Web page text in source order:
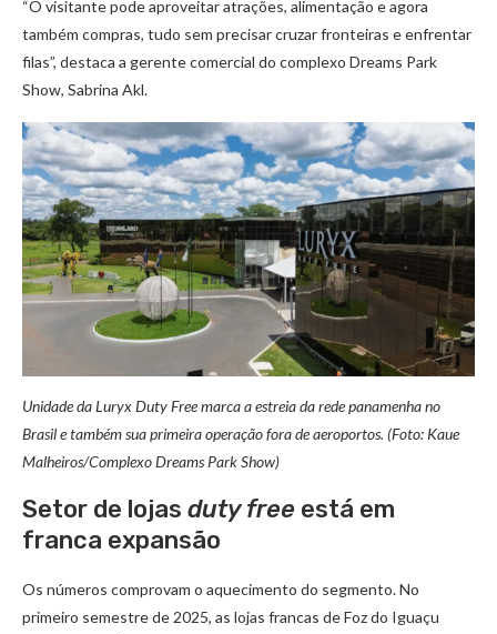
“O visitante pode aproveitar atrações, alimentação e agora
também compras, tudo sem precisar cruzar fronteiras e enfrentar
filas”, destaca a gerente comercial do complexo Dreams Park
Show, Sabrina Akl.
Unidade da Luryx Duty Free marca a estreia da rede panamenha no
Brasil e também sua primeira operação fora de aeroportos. (Foto: Kaue
Malheiros/Complexo Dreams Park Show)
Setor de lojas duty free está em
franca expansão
Os números comprovam o aquecimento do segmento. No
primeiro semestre de 2025, as lojas francas de Foz do Iguaçu